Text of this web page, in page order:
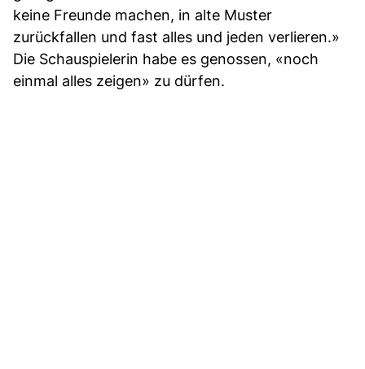
keine Freunde machen, in alte Muster
zurückfallen und fast alles und jeden verlieren.»
Die Schauspielerin habe es genossen, «noch
einmal alles zeigen» zu dürfen.